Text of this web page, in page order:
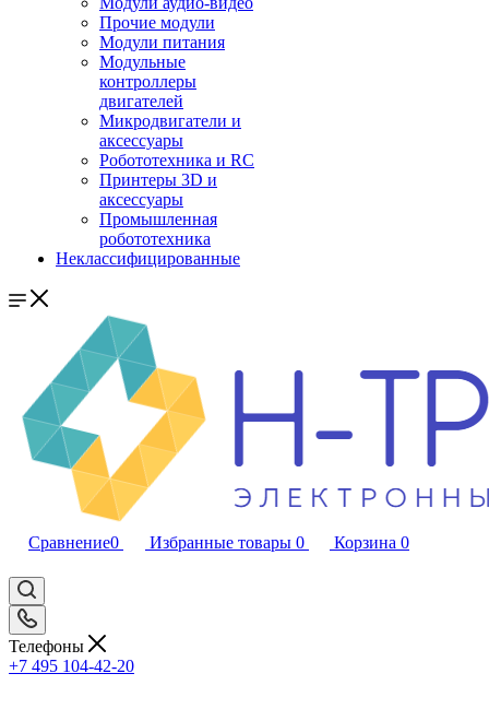
Прочие модули
Модули питания
Модульные
контроллеры
двигателей
Микродвигатели и
аксессуары
Робототехника и RC
Принтеры 3D и
аксессуары
Промышленная
робототехника
Неклассифицированные
Сравнение0 Избранные товары 0 Корзина 0
Телефоны
+7 495 104-42-20